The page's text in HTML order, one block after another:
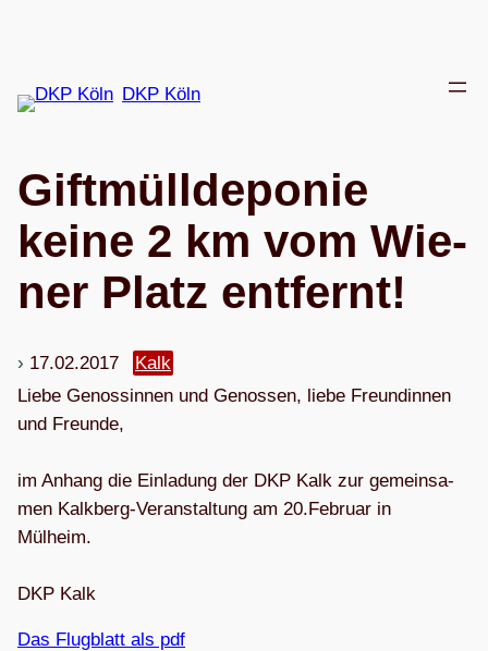
springen
DKP Köln
Gift­müll­de­po­nie
keine 2 km vom Wie­
ner Platz entfernt!
17.02.2017
Kalk
Liebe Genos­sin­nen und Genos­sen, liebe Freun­din­nen
und Freunde,
im Anhang die Ein­la­dung der DKP Kalk zur gemein­sa­
men Kalk­berg-Ver­an­stal­tung am 20.Februar in
Mülheim.
DKP Kalk
Das Flug­blatt als pdf